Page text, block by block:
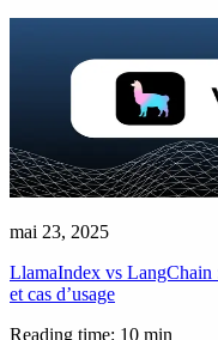
mai 23, 2025
LlamaIndex vs LangChain
et cas d’usage
Reading time: 10 min